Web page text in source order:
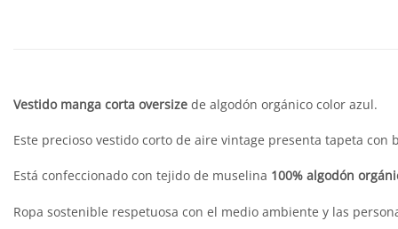
Vestido manga corta oversize de algodón orgánico color azul.
Este precioso vestido corto de aire vintage presenta tapeta
Está confeccionado con tejido de muselina 100% algodón
Ropa sostenible respetuosa con el medio ambiente y las